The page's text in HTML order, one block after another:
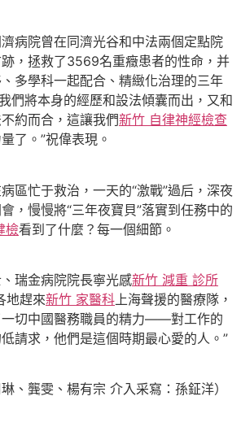
院曾在同濟光谷和中法兩個定點院
，拯救了3569名重癥患者的性命，并
多學科一起配合、精緻化治理的三年
們將本身的經歷和設法傾囊而出，又和
約而合，這讓我們新竹 自律神經檢查
了。”祝偉表現。
忙于救治，一天的“激戰”過后，深夜
，慢慢將“三年夜寶貝”落實到任務中的
檢看到了什麼？每一個細節。
金病院院長寧光感新竹 減重 診所
地趕來新竹 家醫科上海聲援的醫療隊，
一切中國醫務職員的精力——對工作的
請求，他們是這個時期最心愛的人。”
龔雯、楊有宗 介入采寫：孫鉦洋）